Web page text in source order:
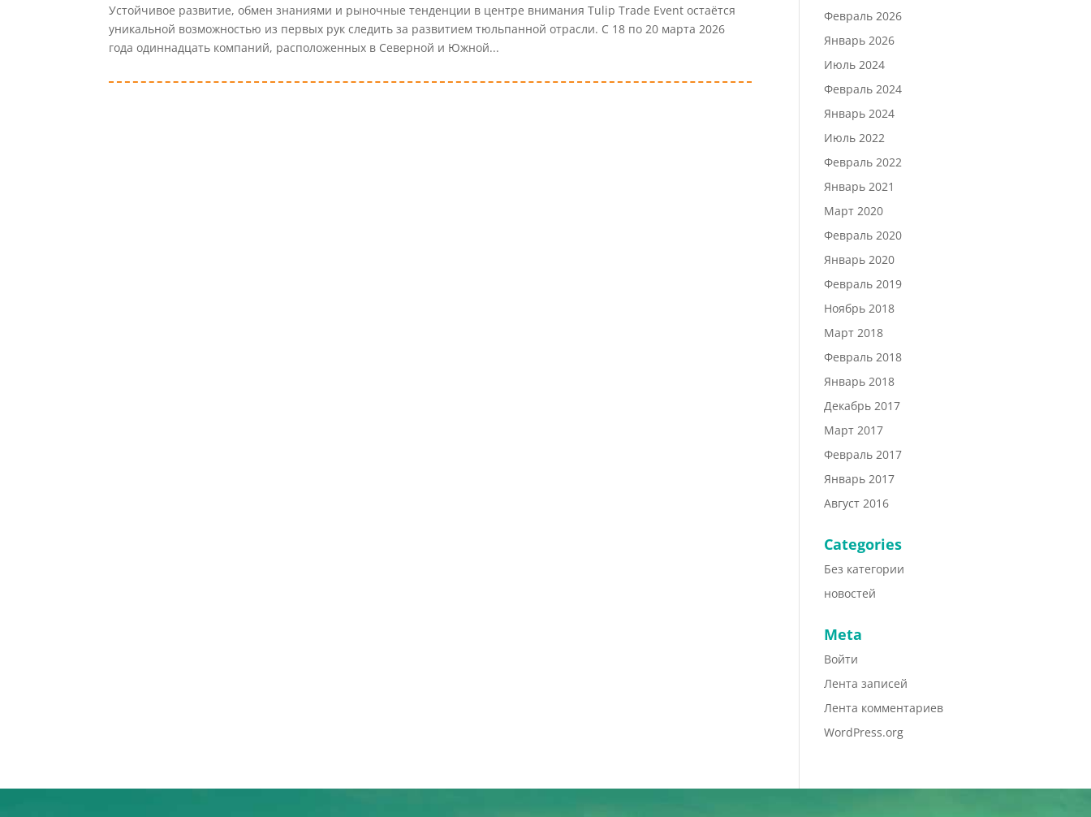
Устойчивое развитие, обмен знаниями и рыночные тенденции в центре внимания Tulip Trade Event остаётся
уникальной возможностью из первых рук следить за развитием тюльпанной отрасли. С 18 по 20 марта 2026
года одиннадцать компаний, расположенных в Северной и Южной...
Февраль 2026
Январь 2026
Июль 2024
Февраль 2024
Январь 2024
Июль 2022
Февраль 2022
Январь 2021
Март 2020
Февраль 2020
Январь 2020
Февраль 2019
Ноябрь 2018
Март 2018
Февраль 2018
Январь 2018
Декабрь 2017
Март 2017
Февраль 2017
Январь 2017
Август 2016
Categories
Без категории
новостей
Meta
Войти
Лента записей
Лента комментариев
WordPress.org